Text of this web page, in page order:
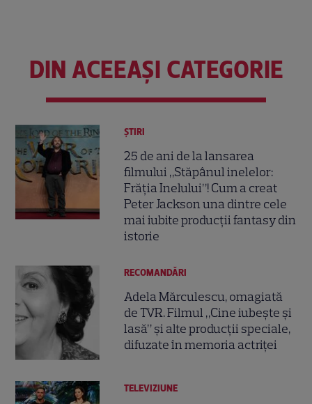
DIN ACEEAȘI CATEGORIE
ȘTIRI
25 de ani de la lansarea
filmului „Stăpânul inelelor:
Frăția Inelului”! Cum a creat
Peter Jackson una dintre cele
mai iubite producții fantasy din
istorie
RECOMANDĂRI
Adela Mărculescu, omagiată
de TVR. Filmul „Cine iubește și
lasă” și alte producții speciale,
difuzate în memoria actriței
TELEVIZIUNE